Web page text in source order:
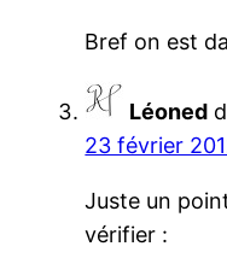
Bref on est
Léoned
23 février
Juste un
vérifier :